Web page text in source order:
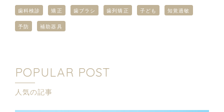
歯科検診 矯正 歯ブラシ 歯列矯正 子ども 知覚過敏
予防 補助器具
POPULAR POST
人気の記事